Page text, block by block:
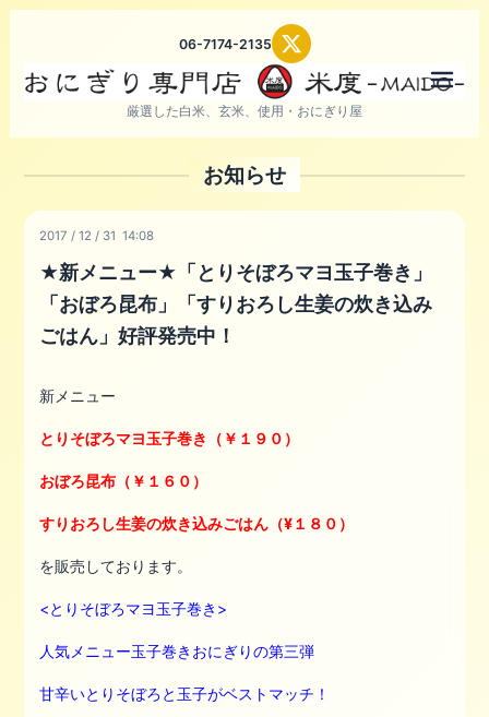
06-7174-2135
厳選した白米、玄米、使用・おにぎり屋
お知らせ
2017 /12 / 31 14:08
★新メニュー★「とりそぼろマヨ玉子巻き」
「おぼろ昆布」「すりおろし生姜の炊き込み
ごはん」好評発売中！
新メニュー
とりそぼろマヨ玉子巻き（￥１９０）
おぼろ昆布（￥１６０）
すりおろし生姜の炊き込みごはん（¥１８０）
を販売しております。
<とりそぼろマヨ玉子巻き>
人気メニュー玉子巻きおにぎりの第三弾
甘辛いとりそぼろと玉子がベストマッチ！